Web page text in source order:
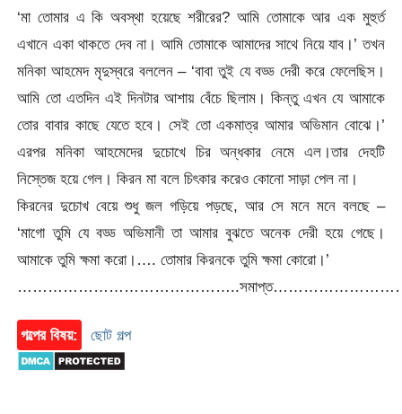
‘মা তোমার এ কি অবস্থা হয়েছে শরীরের? আমি তোমাকে আর এক মুহুর্ত
এখানে একা থাকতে দেব না। আমি তোমাকে আমাদের সাথে নিয়ে যাব।’ তখন
মনিকা আহমেদ মৃদুস্বরে বললেন – ‘বাবা তুই যে বড্ড দেরী করে ফেলেছিস।
আমি তো এতদিন এই দিনটার আশায় বেঁচে ছিলাম। কিন্তু এখন যে আমাকে
তোর বাবার কাছে যেতে হবে। সেই তো একমাত্র আমার অভিমান বোঝে।’
এরপর মনিকা আহমেদের দুচোখে চির অন্ধকার নেমে এল।তার দেহটি
নিস্তেজ হয়ে গেল। কিরন মা বলে চিৎকার করেও কোনো সাড়া পেল না।
কিরনের দুচোখ বেয়ে শুধু জল গড়িয়ে পড়ছে, আর সে মনে মনে বলছে –
‘মাগো তুমি যে বড্ড অভিমানী তা আমার বুঝতে অনেক দেরী হয়ে গেছে।
আমাকে তুমি ক্ষমা করো।…. তোমার কিরনকে তুমি ক্ষমা কোরো।’
গল্পের বিষয়: ছোট গল্প